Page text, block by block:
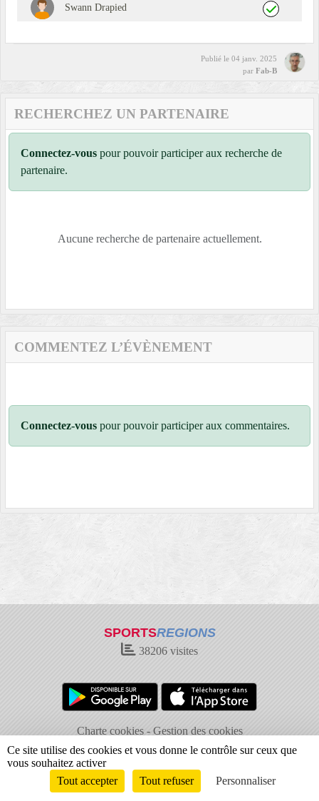
Swann Drapied
Publié le 04 janv. 2025
par Fab-B
RECHERCHEZ UN PARTENAIRE
Connectez-vous pour pouvoir participer aux recherche de
partenaire.
Aucune recherche de partenaire actuellement.
COMMENTEZ L’ÉVÈNEMENT
Connectez-vous pour pouvoir participer aux commentaires.
SPORTSREGIONS
38206 visites
Charte cookies
Gestion des cookies
Informations légales
Signaler un contenu inapproprié
Envie de participer ? Connexion
Ce site utilise des cookies et vous donne le contrôle sur ceux que
vous souhaitez activer
Tout accepter
Tout refuser Personnaliser